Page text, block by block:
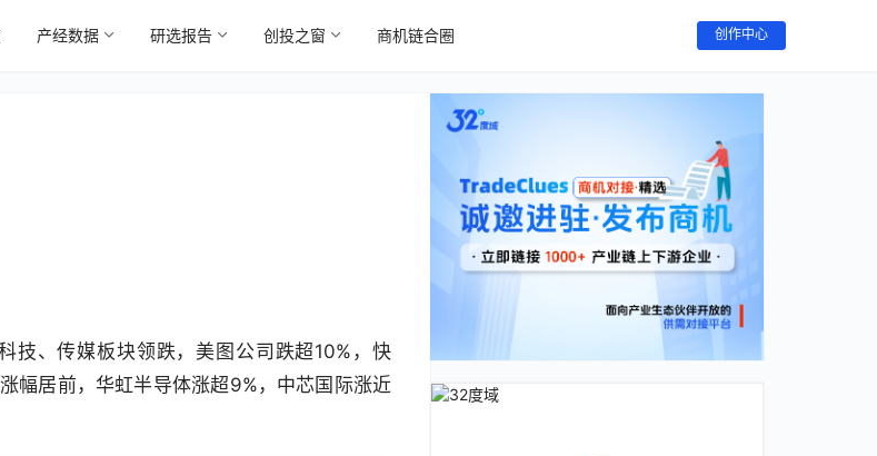
产经数据 研选报告 创投之窗 商机链合圈 创作中心
技、传媒板块领跌，美图公司跌超10%，快
幅居前，华虹半导体涨超9%，中芯国际涨近